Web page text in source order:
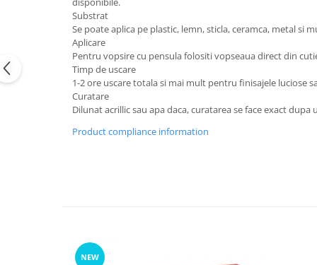
Substrat
Se poate aplica pe plastic, lemn, sticla, ceramca, metal si
Aplicare
Pentru vopsire cu pensula folositi vopseaua direct din
Timp de uscare
1-2 ore uscare totala si mai mult pentru finisajele luciose
Curatare
Dilunat acrillic sau apa daca, curatarea se face exact
Product compliance information
NEW